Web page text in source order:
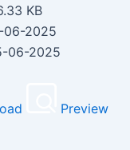
KB
06-2025
06-2025
Preview